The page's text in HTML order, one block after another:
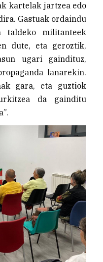
kartelak jartzea edo
Gastuak ordaindu
taldeko militanteek
dute, eta geroztik,
ugari gaindituz,
lanarekin.
gara, eta guztiok
da gainditu